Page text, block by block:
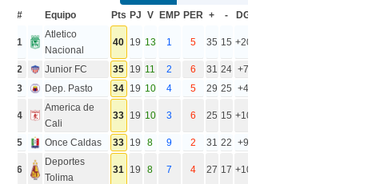
#
Equipo Pts PJ V EMP PER + - DG
1
Atletico
Nacional
40 19 13 1 5 35 15 +20
2 Junior FC 35 19 11 2 6 31 24 +7
3
Dep. Pasto 34 19 10 4 5 29 25 +4
4
America de
Cali
33 19 10 3 6 25 15 +10
5 Once Caldas 33 19 8 9 2 31 22 +9
6
Deportes
Tolima
31 19 8 7 4 27 17 +10